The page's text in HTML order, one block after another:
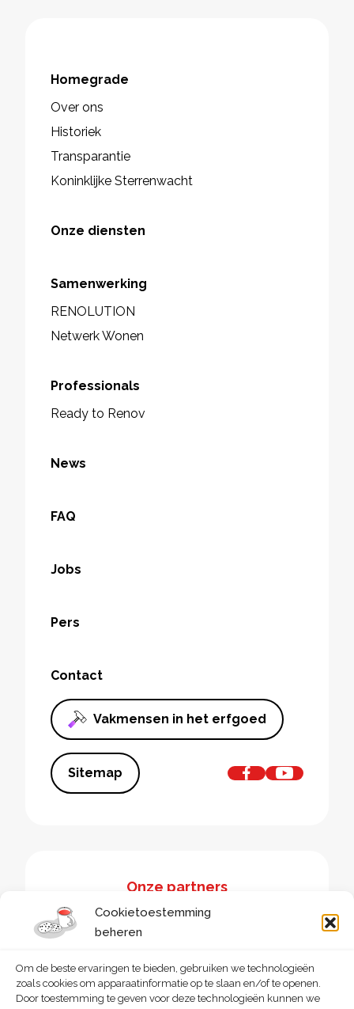
Cookietoestemming
beheren
Om de beste ervaringen te bieden, gebruiken we technologieën
zoals cookies om apparaatinformatie op te slaan en/of te openen.
Door toestemming te geven voor deze technologieën kunnen we
Homegrade
Over ons
Historiek
Transparantie
Koninklijke Sterrenwacht
Onze diensten
Samenwerking
RENOLUTION
Netwerk Wonen
Professionals
Ready to Renov
News
FAQ
Jobs
Pers
Contact
Vakmensen in het erfgoed
Sitemap
Onze partners